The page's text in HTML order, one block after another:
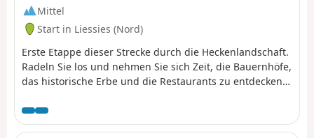
Mittel
Start in Liessies (Nord)
Erste Etappe dieser Strecke durch die Heckenlandschaft.
Radeln Sie los und nehmen Sie sich Zeit, die Bauernhöfe,
das historische Erbe und die Restaurants zu entdecken,
anbieten, und lassen Sie sich die Geschichte der
Landschaft erzählen ...